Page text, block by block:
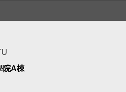
院A棟